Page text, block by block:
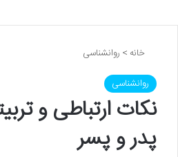
خانه > روانشناسی
روانشناسی
نکات ارتباطی و
پدر و پسر